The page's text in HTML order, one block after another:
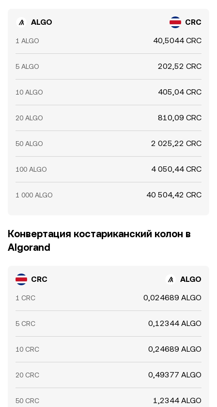
ALGO CRC
1 ALGO 40,5044 CRC
5 ALGO 202,52 CRC
10 ALGO 405,04 CRC
20 ALGO 810,09 CRC
50 ALGO 2 025,22 CRC
100 ALGO 4 050,44 CRC
1 000 ALGO 40 504,42 CRC
Конвертация костариканский колон в
Algorand
CRC ALGO
1 CRC 0,024689 ALGO
5 CRC 0,12344 ALGO
10 CRC 0,24689 ALGO
20 CRC 0,49377 ALGO
50 CRC 1,2344 ALGO